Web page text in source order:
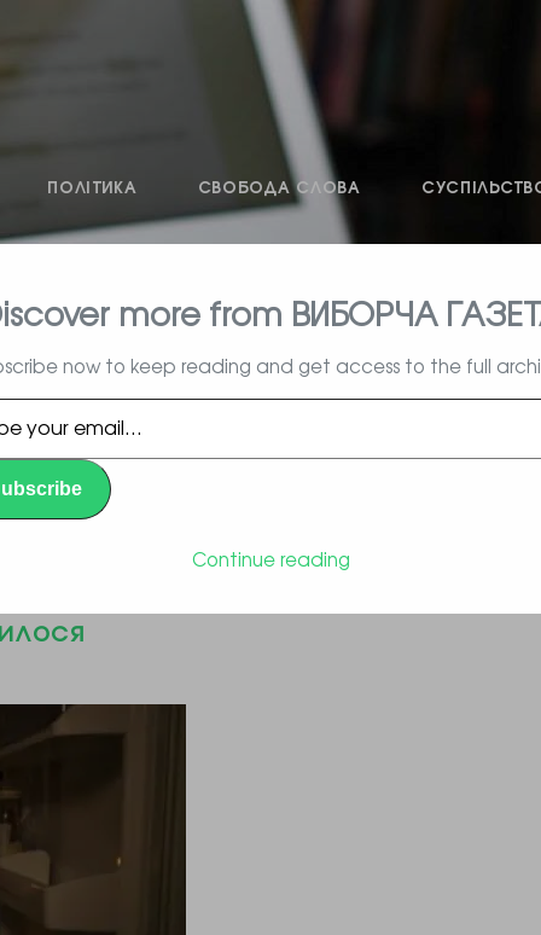
ПОЛІТИКА СВОБОДА СЛОВА
влада, вибори, народ
more from ВИБОРЧА
now to keep reading and get access to the full
Continue reading